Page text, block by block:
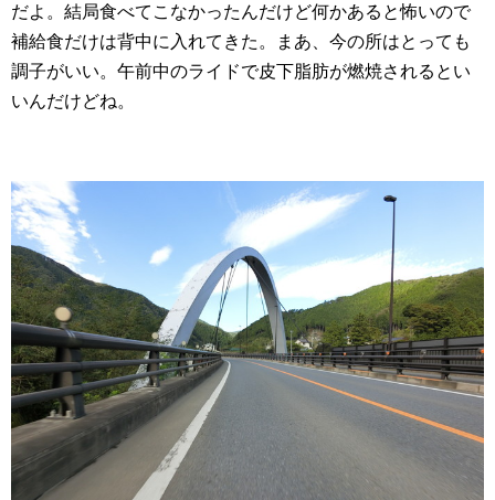
だよ。結局食べてこなかったんだけど何かあると怖いので
補給食だけは背中に入れてきた。まあ、今の所はとっても
調子がいい。午前中のライドで皮下脂肪が燃焼されるとい
いんだけどね。